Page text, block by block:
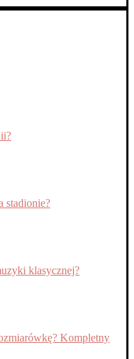
stadionie?
klasycznej?
Kompletny